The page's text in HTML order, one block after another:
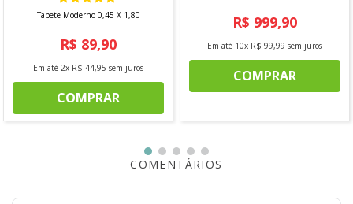
Tapete Moderno 0,45 X 1,80
R$ 89,90
Em até 2x R$ 44,95 sem juros
COMPRAR
R$ 999,90
Em até 10x R$ 99,99 sem juros
COMPRAR
COMENTÁRIOS